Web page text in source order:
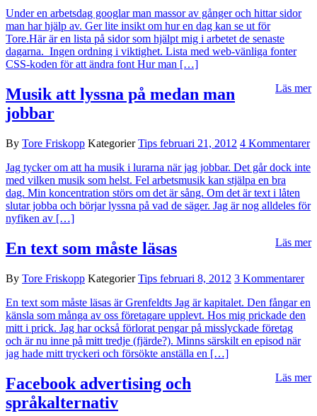
Under en arbetsdag googlar man massor av gånger och hittar sidor
man har hjälp av. Ger lite insikt om hur en dag kan se ut för
Tore.Här är en lista på sidor som hjälpt mig i arbetet de senaste
dagarna. Ingen ordning i viktighet. Lista med web-vänliga fonter
CSS-koden för att ändra font Hur man […]
Läs mer
Musik att lyssna på medan man
jobbar
By Tore Friskopp KategorierTips februari 21, 2012 4 Kommentarer
Jag tycker om att ha musik i lurarna när jag jobbar. Det går dock inte
med vilken musik som helst. Fel arbetsmusik kan stjälpa en bra
dag. Min koncentration störs om det är sång. Om det är text i låten
slutar jobba och börjar lyssna på vad de säger. Jag är nog alldeles för
nyfiken av […]
Läs mer
En text som måste läsas
By Tore Friskopp KategorierTips februari 8, 2012 3 Kommentarer
En text som måste läsas är Grenfeldts Jag är kapitalet. Den fångar en
känsla som många av oss företagare upplevt. Hos mig prickade den
mitt i prick. Jag har också förlorat pengar på misslyckade företag
och är nu inne på mitt tredje (fjärde?). Minns särskilt en episod när
jag hade mitt tryckeri och försökte anställa en […]
Läs mer
Facebook advertising och
språkalternativ